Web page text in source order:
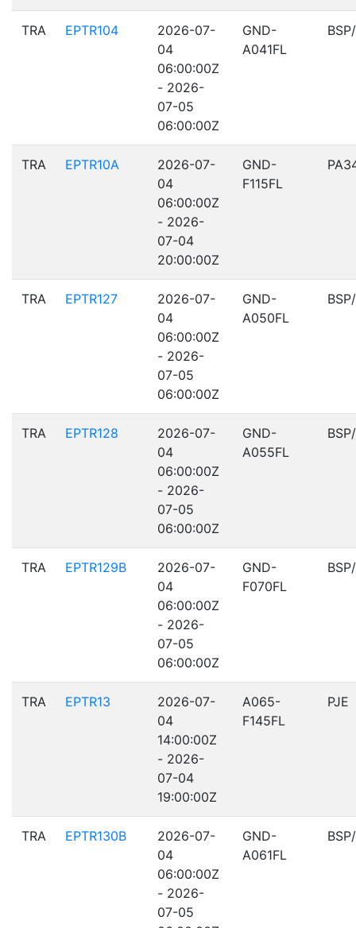
TRA EPTR104
2026-07-
04
06:00:00Z
- 2026-
07-05
06:00:00Z
GND-
A041FL
TRA EPTR10A
2026-07-
04
06:00:00Z
- 2026-
07-04
20:00:00Z
GND-
F115FL
TRA EPTR127
2026-07-
04
06:00:00Z
- 2026-
07-05
06:00:00Z
GND-
A050FL
TRA EPTR128
2026-07-
04
06:00:00Z
- 2026-
07-05
06:00:00Z
GND-
A055FL
TRA EPTR129B
2026-07-
04
06:00:00Z
- 2026-
07-05
06:00:00Z
GND-
F070FL
TRA EPTR13
2026-07-
04
14:00:00Z
- 2026-
07-04
19:00:00Z
A065-
F145FL
PJE
TRA EPTR130B
2026-07-
04
06:00:00Z
- 2026-
07-05
GND-
A061FL